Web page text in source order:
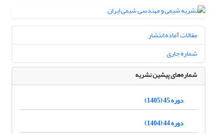
مقالات آماده انتشار
شماره جاری
شماره‌های پیشین نشریه
دوره 45 (1405)
دوره 44 (1404)